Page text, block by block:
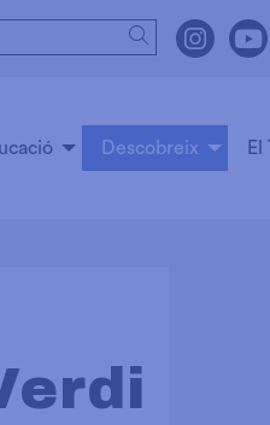
Link
Cercar
Descobreix El